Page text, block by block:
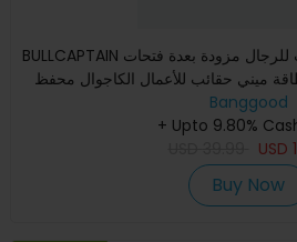
BULLCAPTAIN محفظة جلدية أصلية بسحاب للرجال مزودة بعدة فتحات
ميني حقائب للأعمال الكاجوال محفظ
Banggood
+ Upto 9.80%
USD
Buy Now